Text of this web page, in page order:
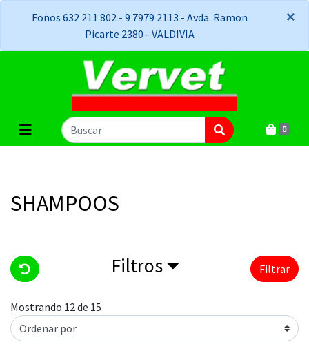
Fonos 632 211 802 - 9 7979 2113 - Avda. Ramon
Picarte 2380 - VALDIVIA
×
×
0
SHAMPOOS
Filtros Filtrar
Mostrando 12 de 15